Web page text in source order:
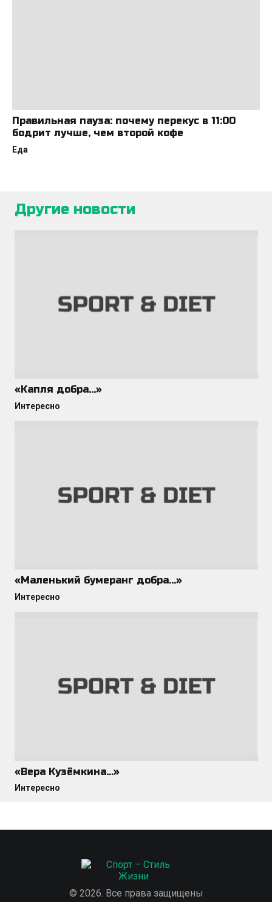
Правильная пауза: почему перекус в 11:00
бодрит лучше, чем второй кофе
Еда
Другие новости
«Капля добра…»
Интересно
«Маленький бумеранг добра…»
Интересно
«Вера Кузёмкина…»
Интересно
© 2026. Все права защищены